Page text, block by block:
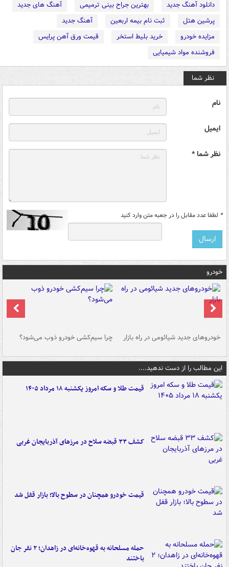
دانلود آهنگ جدید
بهترین جراح بینی ترمیمی
آهنگ های جدید
پرشین هتل
ثبت نام بیمه اربعین
آهنگ جدید
مزایده خودرو
خرید بلیط استخر
قیمت ورق آهن پرایس
فروشنده مواد شیمیایی
نظر شما
نام
ایمیل
نظر شما *
* لطفا عدد مقابل را در جعبه متن وارد کنید
خودرو
خودروهای جدید شیائومی در راه بازار چرا سیم‌کشی خودرو ذوب می‌شود؟
این مطالب را از دست ندهید....
قیمت طلا و سکه امروز یکشنبه ۱۸ مرداد ۱۴۰۵
کشف ۳۳ قبضه سلاح در مرزهای آذربایجان غربی
قیمت خودرو همچنان در سطوح بالا؛ بازار قفل شد
حمله مسلحانه به قهوه‌خانه‌ای در زاهدان؛ ۲ نفر جان
باختند